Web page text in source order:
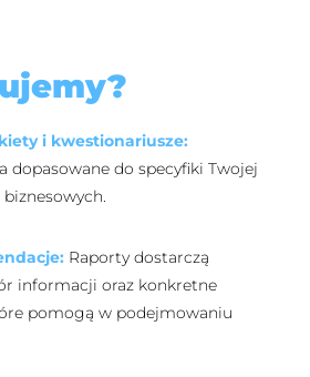
i kwestionariusze:
dopasowane do specyfiki Twojej
Raporty dostarczą
informacji oraz konkretne
pomogą w podejmowaniu